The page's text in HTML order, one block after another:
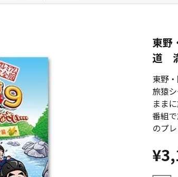
東野
道
東野
旅猿
まま
番組
のプ